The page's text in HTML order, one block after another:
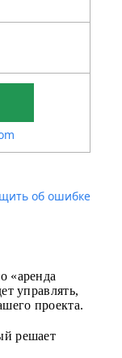
об ошибке
«аренда
управлять,
проекта.
решает